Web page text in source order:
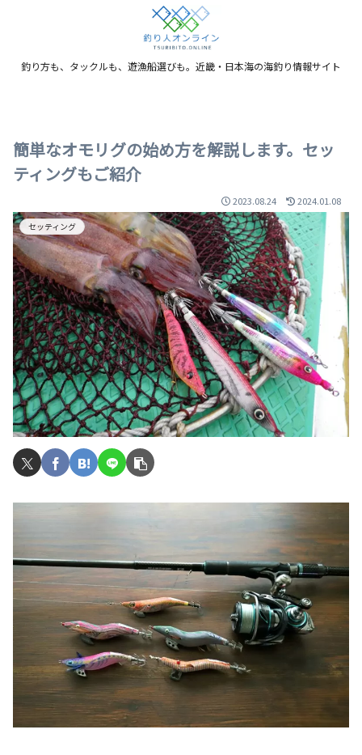
釣り方も、タックルも、遊漁船選びも。近畿・日本海の海釣り情報サイト
簡単なオモリグの始め方を解説します。セッ
ティングもご紹介
2023.08.24 2024.01.08
セッティング